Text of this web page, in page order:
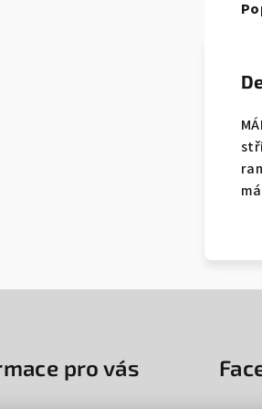
pro vás